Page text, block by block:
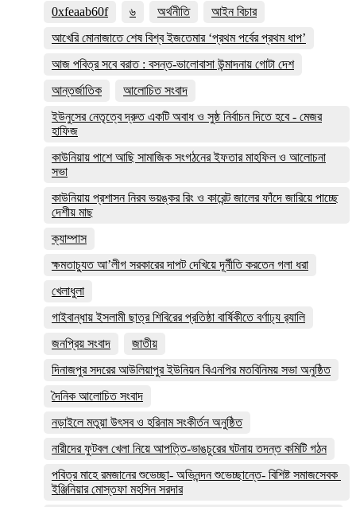
0xfeaab60f
৬ অর্থনীতি
আইন বিচার
আখেরি মোনাজাতে শেষ বিশ্ব ইজতেমার ‘প্রথম পর্বের প্রথম ধাপ’
আজ পবিত্র সবে বরাত : বসন্ত-ভালোবাসা উন্মাদনায় গোটা দেশ
আন্তর্জাতিক
আলোচিত সংবাদ
ইউনুসের নেতৃত্বে দ্রুত একটি অবাধ ও সুষ্ঠ নির্বাচন দিতে হবে - মেজর
হাফিজ
কাউনিয়ায় পাশে আছি সামাজিক সংগঠনের ইফতার মাহফিল ও আলোচনা
সভা
কাউনিয়ায় প্রশাসন নিরব ভয়ঙ্কর রিং ও কারেন্ট জালের ফাঁদে জারিয়ে পাচ্ছে
দেশীয় মাছ
ক্যাম্পাস
ক্ষমতাচ্যুত আ’লীগ সরকারের দাপট দেখিয়ে দূর্নীতি করতেন গলা ধরা
খেলাধুলা
গাইবান্ধায় ইসলামী ছাত্র শিবিরের প্রতিষ্ঠা বার্ষিকীতে বর্ণাঢ্য র‌্যালি
জনপ্রিয় সংবাদ
জাতীয়
দিনাজপুর সদরের আউলিয়াপুর ইউনিয়ন বিএনপির মতবিনিময় সভা অনুষ্ঠিত
দৈনিক আলোচিত সংবাদ
নড়াইলে মতুয়া উৎসব ও হরিনাম সংকীর্তন অনুষ্ঠিত
নারীদের ফুটবল খেলা নিয়ে আপত্তি-ভাঙচুরের ঘটনায় তদন্ত কমিটি গঠন
পবিত্র মাহে রমজানের শুভেচ্ছা- অভিনন্দন শুভেচ্ছান্তে- বিশিষ্ট সমাজসেবক
ইঞ্জিনিয়ার মোস্তফা মহসিন সরদার